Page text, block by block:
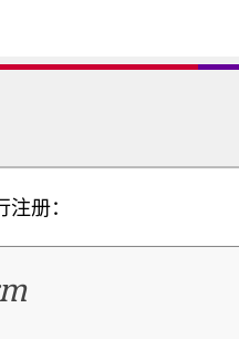
册：